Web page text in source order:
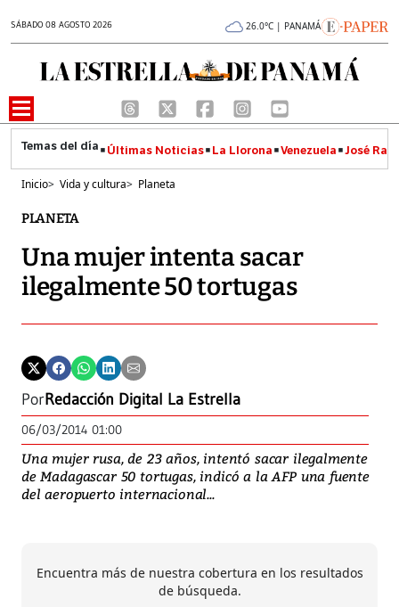
SÁBADO 08 AGOSTO 2026 26.0°C | PANAMÁ
Últimas Noticias La Llorona Venezuela José
Inicio> Vida y cultura> Planeta
PLANETA
Una mujer intenta sacar
ilegalmente 50 tortugas
PorRedacción Digital La Estrella
06/03/2014 01:00
Una mujer rusa, de 23 años, intentó sacar ilegalmente
de Madagascar 50 tortugas, indicó a la AFP una fuente
del aeropuerto internacional...
Encuentra más de nuestra cobertura en los resultados
de búsqueda.